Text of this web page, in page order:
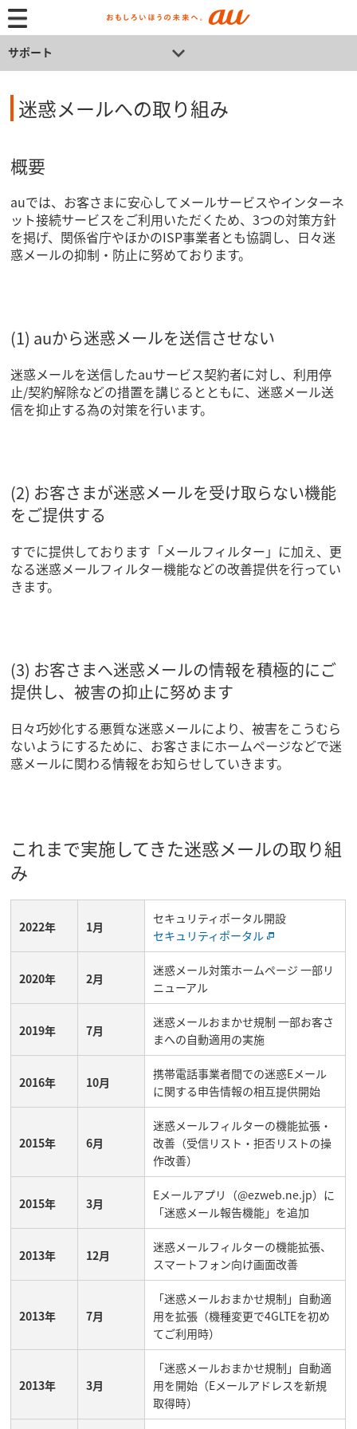
サポート
迷惑メールへの取り組み
概要
auでは、お客さまに安心してメールサービスやインターネ
ット接続サービスをご利用いただくため、3つの対策方針
を掲げ、関係省庁やほかのISP事業者とも協調し、日々迷
惑メールの抑制・防止に努めております。
(1) auから迷惑メールを送信させない
迷惑メールを送信したauサービス契約者に対し、利用停
止/契約解除などの措置を講じるとともに、迷惑メール送
信を抑止する為の対策を行います。
(2) お客さまが迷惑メールを受け取らない機能
をご提供する
すでに提供しております「メールフィルター」に加え、更
なる迷惑メールフィルター機能などの改善提供を行ってい
きます。
(3) お客さまへ迷惑メールの情報を積極的にご
提供し、被害の抑止に努めます
日々巧妙化する悪質な迷惑メールにより、被害をこうむら
ないようにするために、お客さまにホームページなどで迷
惑メールに関わる情報をお知らせしていきます。
これまで実施してきた迷惑メールの取り組
み
2022年 1月
セキュリティポータル開設
セキュリティポータル
2020年 2月
迷惑メール対策ホームページ 一部リ
ニューアル
2019年 7月
迷惑メールおまかせ規制 一部お客さ
まへの自動適用の実施
2016年 10月
携帯電話事業者間での迷惑Eメール
に関する申告情報の相互提供開始
2015年 6月
迷惑メールフィルターの機能拡張・
改善（受信リスト・拒否リストの操
作改善）
2015年 3月
Eメールアプリ（@ezweb.ne.jp）に
「迷惑メール報告機能」を追加
2013年 12月
迷惑メールフィルターの機能拡張、
スマートフォン向け画面改善
2013年 7月
「迷惑メールおまかせ規制」自動適
用を拡張（機種変更で4GLTEを初め
てご利用時）
2013年 3月
「迷惑メールおまかせ規制」自動適
用を開始（Eメールアドレスを新規
取得時）